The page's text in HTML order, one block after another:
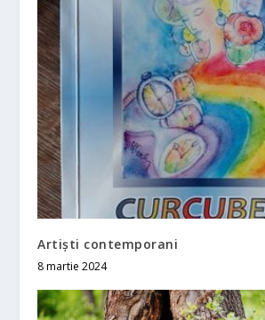
Artiști contemporani
8 martie 2024